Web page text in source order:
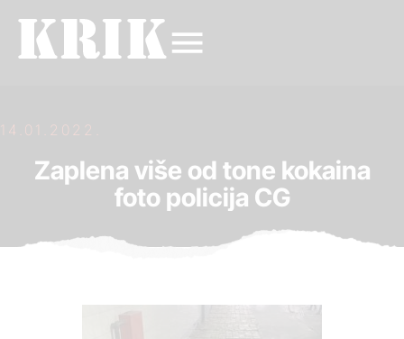
14.01.2022.
Zaplena više od tone kokaina
foto policija CG